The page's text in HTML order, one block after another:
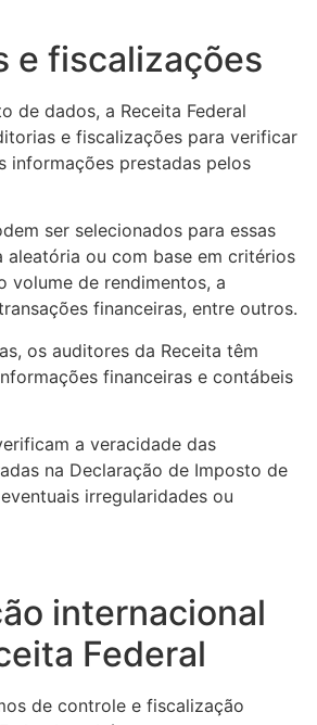
e fiscalizações
de dados, a Receita Federal
e fiscalizações para verificar
informações prestadas pelos
ser selecionados para essas
aleatória ou com base em critérios
volume de rendimentos, a
financeiras, entre outros.
os auditores da Receita têm
financeiras e contábeis
a veracidade das
na Declaração de Imposto de
irregularidades ou
internacional
Federal
de controle e fiscalização